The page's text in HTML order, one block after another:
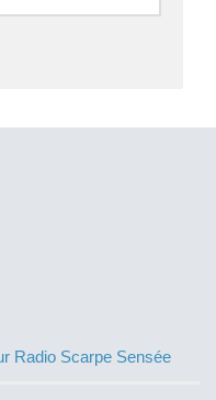
Radio Scarpe Sensée